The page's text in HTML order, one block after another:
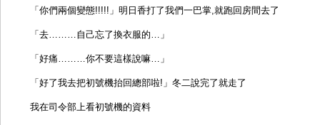
「你們兩個變態!!!!!」明日香打了我們一巴掌,就跑回房間去了
「去………自己忘了換衣服的…」
「好痛………你不要這樣說嘛…」
「好了我去把初號機抬回總部啦!」冬二說完了就走了
我在司令部上看初號機的資料